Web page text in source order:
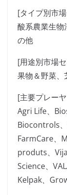
[タイプ別市
酸系農業生物
の他
[用途別市場
果物＆野菜、
[主要プレー
Agri Life、
Biocontrols
FarmCare、
produts、
Science、
Kelpak、